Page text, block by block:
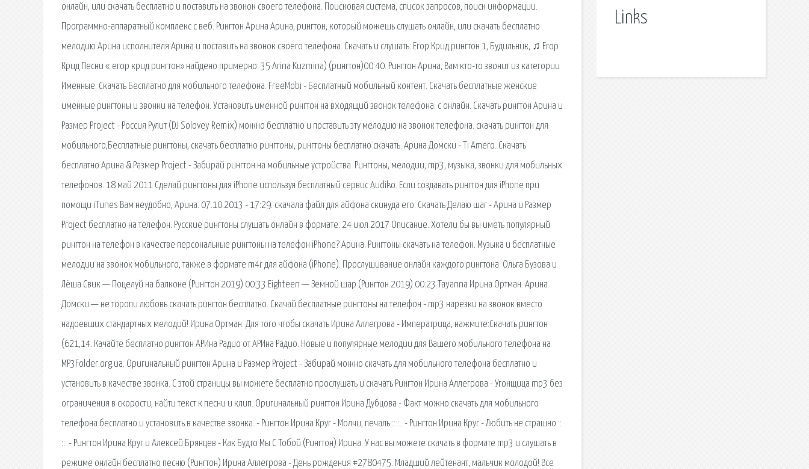
онлайн, или скачать бесплатно и поставить на звонок своего телефона. Поисковая сиcтема, список запросов, поиск информации.
Программно-аппаратный комплекс с веб. Рингтон Арина Арина, рингтон, который можешь слушать онлайн, или скачать бесплатно
мелодию Арина исполнителя Арина и поставить на звонок своего телефона. Скачать и слушать: Егор Крид рингтон 1, Будильник, ♫ Егор
Крид Песни « егор крид рингтон» найдено примерно: 35 Arina Kuzmina) (рингтон)00:40. Рингтон Арина, Вам кто-то звонит из категории
Именные. Скачать Бесплатно для мобильного телефона. FreeMobi - Бесплатный мобильный контент. Скачать бесплатные женские
именные рингтоны и звонки на телефон. Установить именной рингтон на входящий звонок телефона. с онлайн. Скачать рингтон Арина и
Размер Project - Россия Рулит (DJ Solovey Remix) можно бесплатно и поставить эту мелодию на звонок телефона. скачать рингтон для
мобильного,Бесплатные рингтоны, скачать бесплатно рингтоны, рингтоны бесплатно скачать. Арина Домски - Ti Amero. Скачать
бесплатно Арина & Размер Project - Забирай рингтон на мобильные устройства. Рингтоны, мелодии, mp3, музыка, звонки для мобильных
телефонов. 18 май 2011 Сделай рингтоны для iPhone используя бесплатный сервис Audiko. Если создавать рингтон для iPhone при
помощи iTunes Вам неудобно, Арина. 07.10.2013 - 17:29. скачала файл для айфона скинуда его. Скачать Делаю шаг - Арина и Размер
Project бесплатно на телефон. Русские рингтоны слушать онлайн в формате. 24 июл 2017 Описание. Хотели бы вы иметь популярный
рингтон на телефон в качестве персональные рингтоны на телефон iPhone? Арина. Рингтоны скачать на телефон. Музыка и бесплатные
мелодии на звонок мобильного, также в формате m4r для айфона (iPhone). Прослушивание онлайн каждого рингтона. Ольга Бузова и
Лёша Свик — Поцелуй на балконе (Рингтон 2019) 00:33 Eighteen — Земной шар (Рингтон 2019) 00:23 Tayanna Ирина Ортман. Арина
Домски — не торопи любовь скачать рингтон бесплатно. Скачай бесплатные рингтоны на телефон - mp3 нарезки на звонок вместо
надоевших стандартных мелодий! Ирина Ортман. Для того чтобы скачать Ирина Аллегрова - Императрица, нажмите:Скачать рингтон
(621,14. Качайте бесплатно рингтон АРИна Радио от АРИна Радио. Новые и популярные мелодии для Вашего мобильного телефона на
MP3Folder.org.ua. Оригинальный рингтон Арина и Размер Project - Забирай можно скачать для мобильного телефона бесплатно и
установить в качестве звонка. С этой страницы вы можете бесплатно прослушать и скачать Рингтон Ирина Аллегрова - Угонщица mp3 без
ограничения в скорости, найти текст к песни и клип. Оригинальный рингтон Ирина Дубцова - Факт можно скачать для мобильного
телефона бесплатно и установить в качестве звонка. - Рингтон Ирина Круг - Молчи, печаль :: ::. - Рингтон Ирина Круг - Любить не страшно ::
::. - Рингтон Ирина Круг и Алексей Брянцев - Как Будто Мы С Тобой (Рингтон) Ирина. У нас вы можете скачать в формате mp3 и слушать в
режиме онлайн бесплатно песню (Рингтон) Ирина Аллегрова - День рождения #2780475. Младший лейтенант, мальчик молодой! Все
Links